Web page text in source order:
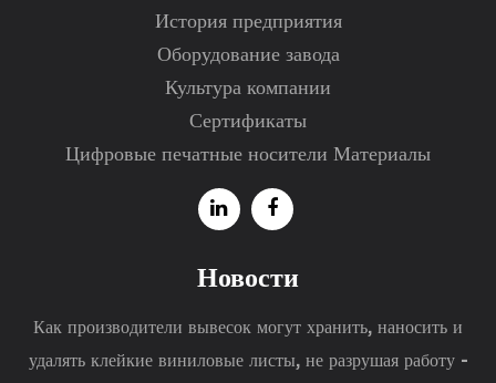
История предприятия
Оборудование завода
Культура компании
Сертификаты
Цифровые печатные носители Материалы
Новости
Как производители вывесок могут хранить, наносить и
удалять клейкие виниловые листы, не разрушая работу-